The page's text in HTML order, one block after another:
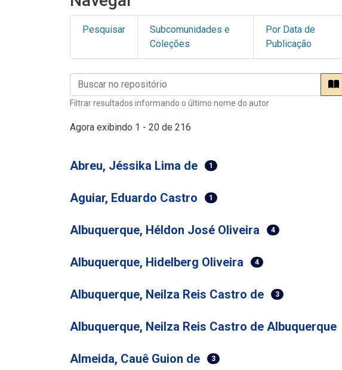
Pesquisar
Subcomunidades e
Coleções
Por Data de
Publicação
Filtrar resultados informando o último nome do autor
Agora exibindo 1 - 20 de 216
Abreu, Jéssika Lima de 1
Aguiar, Eduardo Castro 1
Albuquerque, Héldon José Oliveira 4
Albuquerque, Hidelberg Oliveira 4
Albuquerque, Neilza Reis Castro de 3
Albuquerque, Neilza Reis Castro de Albuquerque
Almeida, Cauê Guion de 3